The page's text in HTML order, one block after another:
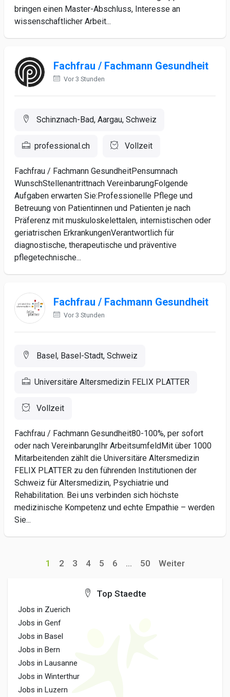
bringen einen Master-Abschluss, Interesse an
wissenschaftlicher Arbeit...
Fachfrau / Fachmann Gesundheit
Vor 3 Stunden
Schinznach-Bad, Aargau, Schweiz
professional.ch Vollzeit
Fachfrau / Fachmann GesundheitPensumnach
WunschStellenantrittnach VereinbarungFolgende
Aufgaben erwarten Sie:Professionelle Pflege und
Betreuung von Patientinnen und Patienten je nach
Präferenz mit muskuloskelettalen, internistischen oder
geriatrischen ErkrankungenVerantwortlich für
diagnostische, therapeutische und präventive
pflegetechnische...
Fachfrau / Fachmann Gesundheit
Vor 3 Stunden
Basel, Basel-Stadt, Schweiz
Universitäre Altersmedizin FELIX PLATTER
Vollzeit
Fachfrau / Fachmann Gesundheit80-100%, per sofort
oder nach VereinbarungIhr ArbeitsumfeldMit über 1000
Mitarbeitenden zählt die Universitäre Altersmedizin
FELIX PLATTER zu den führenden Institutionen der
Schweiz für Altersmedizin, Psychiatrie und
Rehabilitation. Bei uns verbinden sich höchste
medizinische Kompetenz und echte Empathie – werden
Sie...
1 2 3 4 5 6 ... 50 Weiter
Top Staedte
Jobs in Zuerich
Jobs in Genf
Jobs in Basel
Jobs in Bern
Jobs in Lausanne
Jobs in Winterthur
Jobs in Luzern